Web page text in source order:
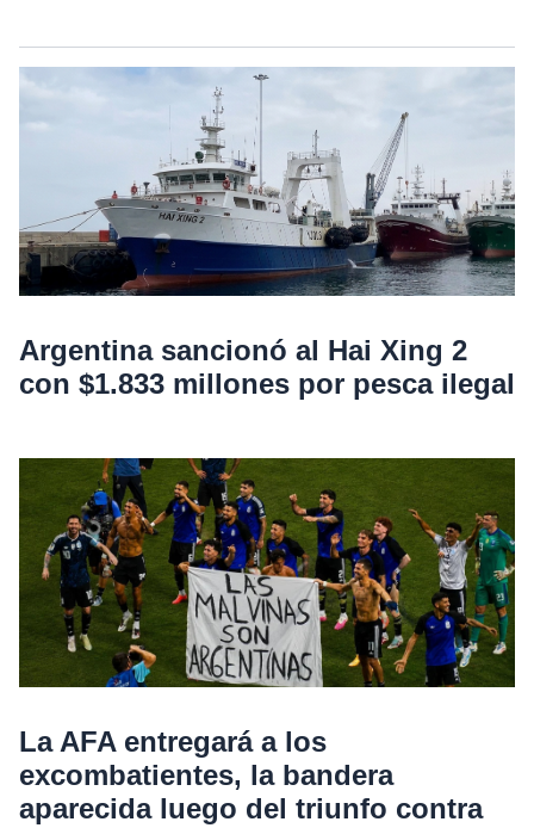
Argentina sancionó al Hai Xing 2
con $1.833 millones por pesca ilegal
La AFA entregará a los
excombatientes, la bandera
aparecida luego del triunfo contra